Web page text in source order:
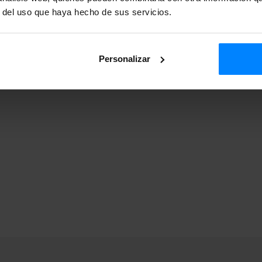
uso que haya hecho de sus servicios.
Personalizar